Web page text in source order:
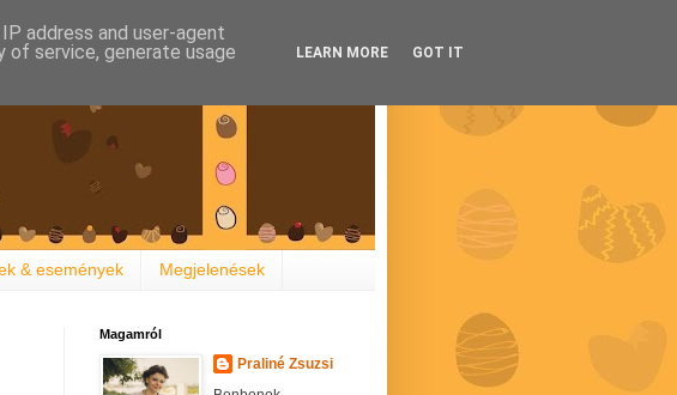
& események Megjelenések
Magamról
Praliné Zsuzsi
address and user-agent
of service, generate usage
LEARN MORE GOT IT